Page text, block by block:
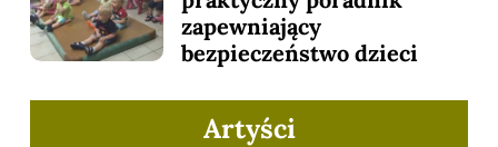
zapewniający
bezpieczeństwo dzieci
Artyści